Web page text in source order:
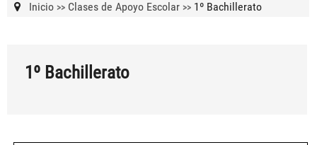
Inicio >> Clases de Apoyo Escolar >> 1º Bachillerato
1º Bachillerato